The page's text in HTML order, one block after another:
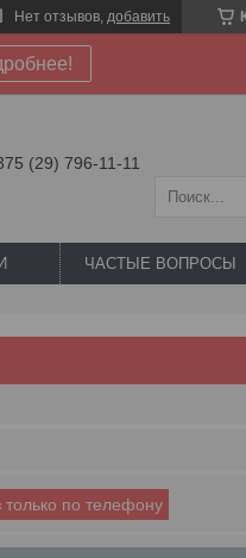
Нет отзывов, добавить
(29) 796-11-11
ЧАСТЫЕ ВОПРОСЫ
только по телефону